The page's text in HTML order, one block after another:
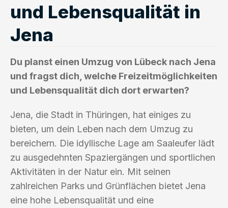
und Lebensqualität in
Jena
Du planst einen Umzug von Lübeck nach Jena
und fragst dich, welche Freizeitmöglichkeiten
und Lebensqualität dich dort erwarten?
Jena, die Stadt in Thüringen, hat einiges zu
bieten, um dein Leben nach dem Umzug zu
bereichern. Die idyllische Lage am Saaleufer lädt
zu ausgedehnten Spaziergängen und sportlichen
Aktivitäten in der Natur ein. Mit seinen
zahlreichen Parks und Grünflächen bietet Jena
eine hohe Lebensqualität und eine